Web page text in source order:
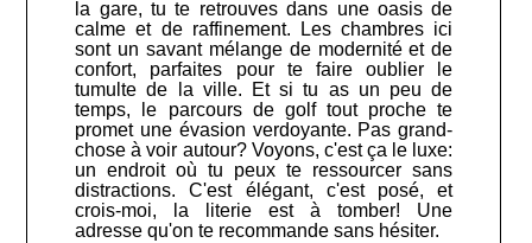
la gare, tu te retrouves dans une oasis de
calme et de raffinement. Les chambres ici
sont un savant mélange de modernité et de
confort, parfaites pour te faire oublier le
tumulte de la ville. Et si tu as un peu de
temps, le parcours de golf tout proche te
promet une évasion verdoyante. Pas grand-
chose à voir autour? Voyons, c'est ça le luxe:
un endroit où tu peux te ressourcer sans
distractions. C'est élégant, c'est posé, et
crois-moi, la literie est à tomber! Une
adresse qu'on te recommande sans hésiter.